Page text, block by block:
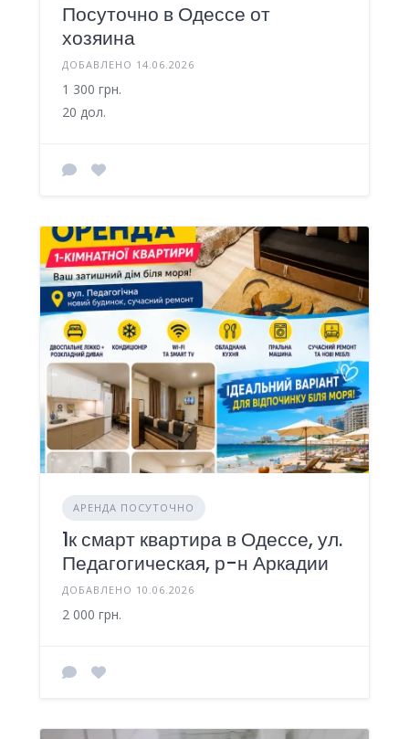
Посуточно в Одессе от
хозяина
ДОБАВЛЕНО 14.06.2026
1 300 грн.
20 дол.
АРЕНДА ПОСУТОЧНО
1к смарт квартира в Одессе, ул.
Педагогическая, р-н Аркадии
ДОБАВЛЕНО 10.06.2026
2 000 грн.